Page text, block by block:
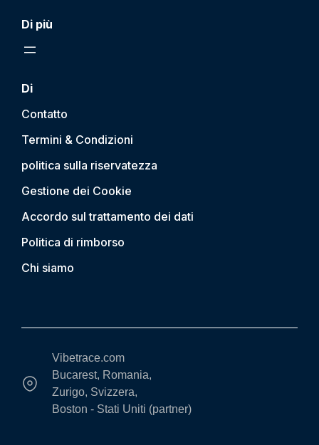
Di più
Di
Contatto
Termini & Condizioni
politica sulla riservatezza
Gestione dei Cookie
Accordo sul trattamento dei dati
Politica di rimborso
Chi siamo
Vibetrace.com
Bucarest, Romania,
Zurigo, Svizzera,
Boston - Stati Uniti (partner)